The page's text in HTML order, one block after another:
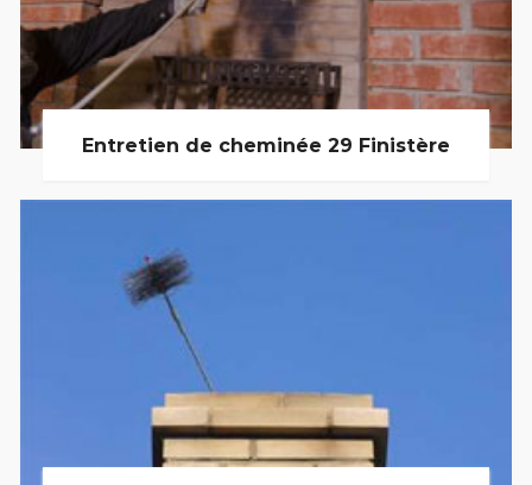
Entretien de cheminée 29 Finistère